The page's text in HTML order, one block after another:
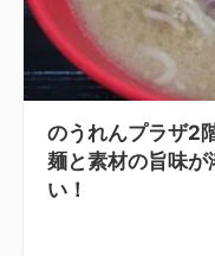
のうれんプラザ2
麺と素材の旨味
い！